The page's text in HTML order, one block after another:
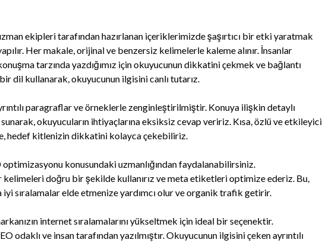
ekipleri tarafından hazırlanan içeriklerimizde şaşırtıcı bir etki yaratmak
Her makale, orijinal ve benzersiz kelimelerle kaleme alınır. İnsanlar
tarzında yazdığımız için okuyucunun dikkatini çekmek ve bağlantı
dil kullanarak, okuyucunun ilgisini canlı tutarız.
paragraflar ve örneklerle zenginleştirilmiştir. Konuya ilişkin detaylı
okuyucuların ihtiyaçlarına eksiksiz cevap veririz. Kısa, özlü ve etkileyici
hedef kitlenizin dikkatini kolayca çekebiliriz.
optimizasyonu konusundaki uzmanlığından faydalanabilirsiniz.
doğru bir şekilde kullanırız ve meta etiketleri optimize ederiz. Bu,
iyi sıralamalar elde etmenize yardımcı olur ve organik trafik getirir.
internet sıralamalarını yükseltmek için ideal bir seçenektir.
odaklı ve insan tarafından yazılmıştır. Okuyucunun ilgisini çeken ayrıntılı